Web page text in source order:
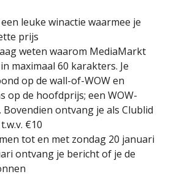
leuke winactie waarmee je
prijs
weten waarom MediaMarkt
maximaal 60 karakters. Je
op de wall-of-WOW en
op de hoofdprijs; een WOW-
Bovendien ontvang je als Clublid
€10
tot en met zondag 20 januari
ontvang je bericht of je de